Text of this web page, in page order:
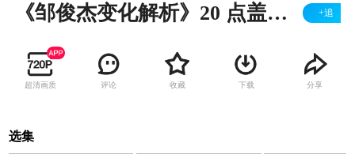
《邹俊杰变化解析》20 点盖拆二反碰角 +追
超清画质 评论 收藏 下载 分享
选集